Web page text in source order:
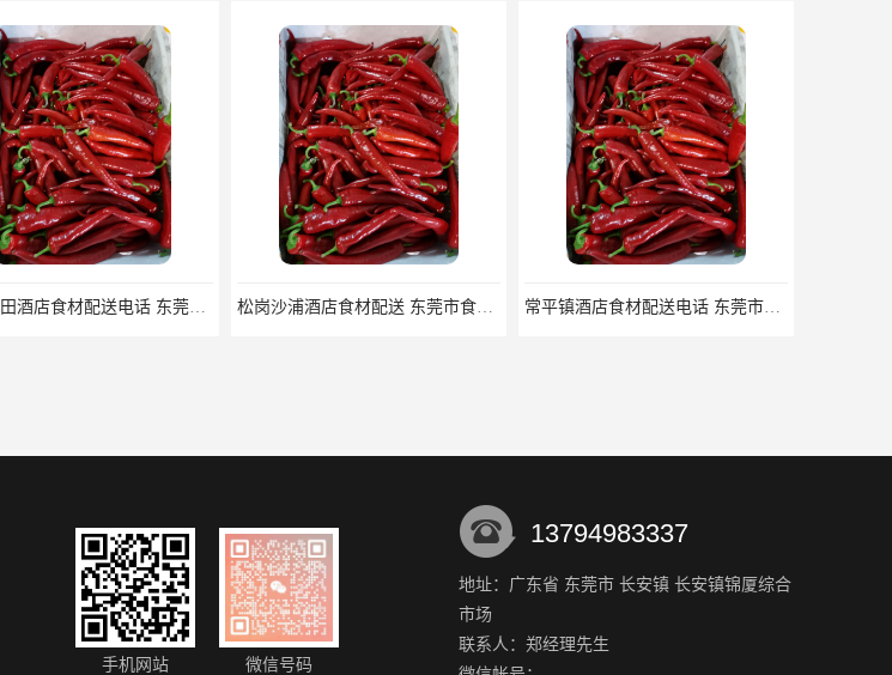
厚街河田酒店食材配送电话 东莞市食安膳食管理服务有限公司 松岗沙浦酒店食材配送 东莞市食安膳食管理服务有限公司 常平镇酒店食材配送电话 东莞市食安膳食管理服务有限公司
茶山蔬菜配送 东莞市食安膳食管理服务有限公司
手机网站
微信号码
13794983337
地址：广东省 东莞市 长安镇 长安镇锦厦综合
市场
联系人：郑经理先生